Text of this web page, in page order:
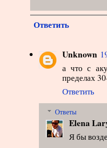
Ответить
Unknown
а что с
пределах
Ответить
Ответы
Elena
Я бы